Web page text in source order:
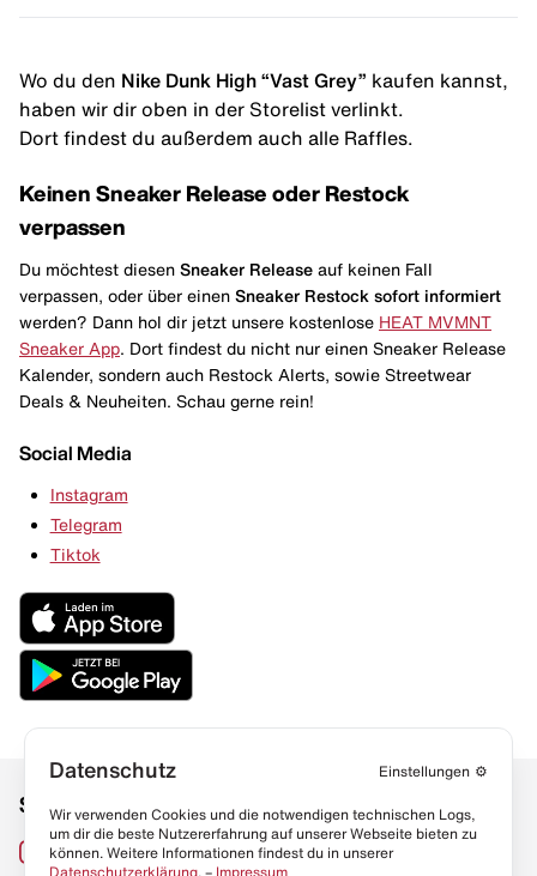
Wo du den Nike Dunk High “Vast Grey” kaufen kannst,
haben wir dir oben in der Storelist verlinkt.
Dort findest du außerdem auch alle Raffles.
Keinen Sneaker Release oder Restock
verpassen
Du möchtest diesen Sneaker Release auf keinen Fall
verpassen, oder über einen Sneaker Restock sofort informiert
werden? Dann hol dir jetzt unsere kostenlose HEAT MVMNT
Sneaker App . Dort findest du nicht nur einen Sneaker Release
Kalender, sondern auch Restock Alerts, sowie Streetwear
Deals & Neuheiten. Schau gerne rein!
Social Media
Instagram
Telegram
Tiktok
Social Media
Instagram
Links
Sneaker Lexikon
Datenschutz Einstellungen ⚙️
Wir verwenden Cookies und die notwendigen technischen Logs,
um dir die beste Nutzererfahrung auf unserer Webseite bieten zu
können. Weitere Informationen findest du in unserer
Datenschutzerklärung. – Impressum